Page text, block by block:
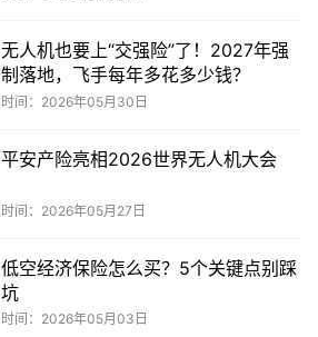
无人机也要上“交强险”了！2027年强
制落地，飞手每年多花多少钱？
时间：2026年05月30日
平安产险亮相2026世界无人机大会
时间：2026年05月27日
低空经济保险怎么买？5个关键点别踩
坑
时间：2026年05月03日